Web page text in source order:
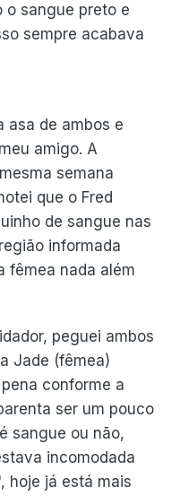
o sangue preto e
sempre acabava
asa de ambos e
amigo. A
semana
que o Fred
de sangue nas
informada
fêmea nada além
peguei ambos
Jade (fêmea)
conforme a
ser um pouco
sangue ou não,
incomodada
hoje já está mais